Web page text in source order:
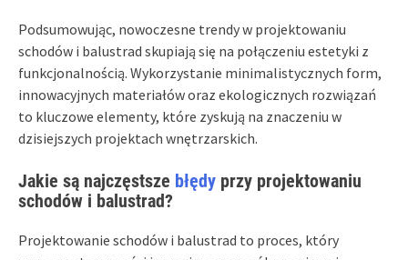
Podsumowując, nowoczesne trendy w projektowaniu
schodów i balustrad skupiają się na połączeniu estetyki z
funkcjonalnością. Wykorzystanie minimalistycznych form,
innowacyjnych materiałów oraz ekologicznych rozwiązań
to kluczowe elementy, które zyskują na znaczeniu w
dzisiejszych projektach wnętrzarskich.
Jakie są najczęstsze błędy przy projektowaniu
schodów i balustrad?
Projektowanie schodów i balustrad to proces, który